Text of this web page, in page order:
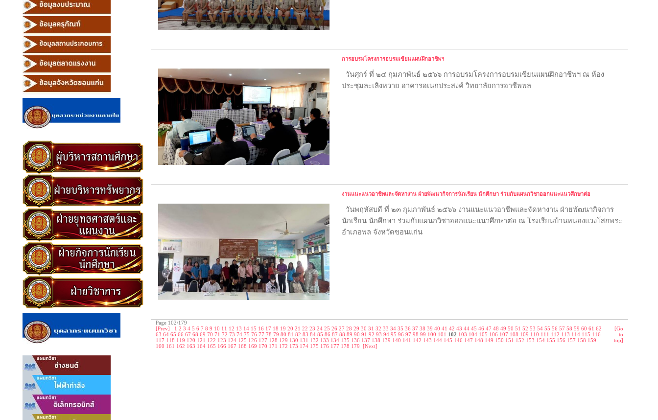
การอบรมโครงการอบรมเขียนแผนฝึกอาชีพฯ
วันศุกร์ ที่ ๒๔ กุมภาพันธ์ ๒๕๖๖ การอบรมโครงการอบรมเขียนแผนฝึกอาชีพฯ ณ ห้อง
ประชุมละเลิงหวาย อาคารอเนกประสงค์ วิทยาลัยการอาชีพพล
งานแนะแนวอาชีพและจัดหางาน ฝ่ายพัฒนากิจการนักเรียน นักศึกษา ร่วมกับแผนกวิชาออกแนะแนวศึกษาต่อ
วันพฤหัสบดี ที่ ๒๓ กุมภาพันธ์ ๒๕๖๖ งานแนะแนวอาชีพและจัดหางาน ฝ่ายพัฒนากิจการ
นักเรียน นักศึกษา ร่วมกับแผนกวิชาออกแนะแนวศึกษาต่อ ณ โรงเรียนบ้านหนองแวงโสกพระ
อำเภอพล จังหวัดขอนแก่น
Page 102/179
[Prev]
1 2 3 4 5 6 7 8 9 10 11 12 13 14 15 16 17 18 19 20 21 22 23 24 25 26 27 28 29 30 31 32 33 34 35 36 37 38 39 40 41 42 43 44 45 46 47 48 49 50 51 52 53 54 55 56 57 58 59 60 61 62
63 64 65 66 67 68 69 70 71 72 73 74 75 76 77 78 79 80 81 82 83 84 85 86 87 88 89 90 91 92 93 94 95 96 97 98 99 100 101 102 103 104 105 106 107 108 109 110 111 112 113 114 115 116
117 118 119 120 121 122 123 124 125 126 127 128 129 130 131 132 133 134 135 136 137 138 139 140 141 142 143 144 145 146 147 148 149 150 151 152 153 154 155 156 157 158 159
160 161 162 163 164 165 166 167 168 169 170 171 172 173 174 175 176 177 178 179 [Next]
[Go
to
top]